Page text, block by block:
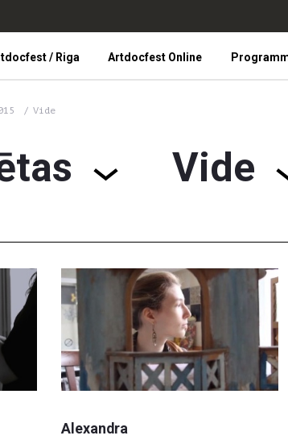
/ Riga Artdocfest Online
Vide
Vide
Alexandra